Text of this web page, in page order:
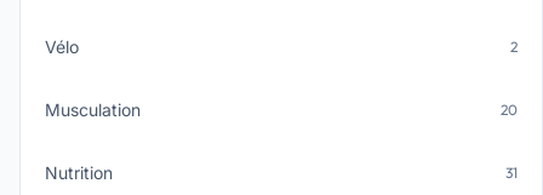
Vélo 2
Musculation 20
Nutrition 31